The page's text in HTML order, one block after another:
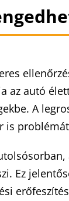
az autó
A
is
Ez